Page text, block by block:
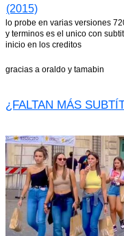
(2015)
lo probe en varias versiones
y terminos es el unico con
inicio en los creditos
gracias a oraldo y tamabin
¿FALTAN MÁS